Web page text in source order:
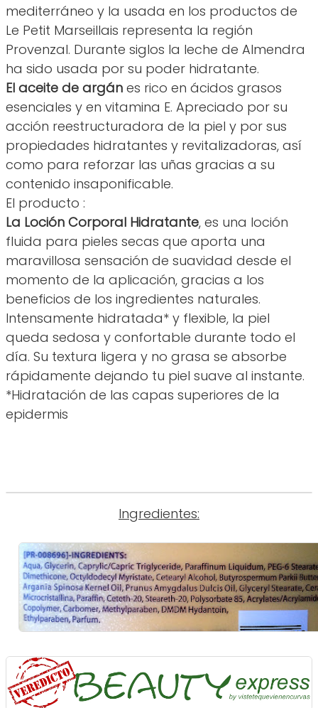
mediterráneo y la usada en los productos de
Le Petit Marseillais representa la región
Provenzal. Durante siglos la leche de Almendra
ha sido usada por su poder hidratante.
El aceite de argán es rico en ácidos grasos
esenciales y en vitamina E. Apreciado por su
acción reestructuradora de la piel y por sus
propiedades hidratantes y revitalizadoras, así
como para reforzar las uñas gracias a su
contenido insaponificable.
El producto :
La Loción Corporal Hidratante, es una loción
fluida para pieles secas que aporta una
maravillosa sensación de suavidad desde el
momento de la aplicación, gracias a los
beneficios de los ingredientes naturales.
Intensamente hidratada* y flexible, la piel
queda sedosa y confortable durante todo el
día. Su textura ligera y no grasa se absorbe
rápidamente dejando tu piel suave al instante.
*Hidratación de las capas superiores de la
epidermis
Ingredientes: